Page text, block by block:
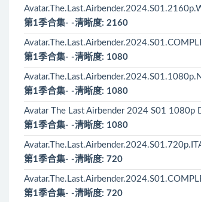
第1季合集- -清晰度: 2160
第1季合集- -清晰度: 1080
第1季合集- -清晰度: 1080
Avatar The Last Airbender 2024 S01 1080p
第1季合集- -清晰度: 1080
第1季合集- -清晰度: 720
第1季合集- -清晰度: 720